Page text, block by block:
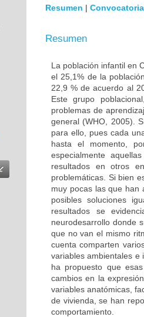
Resumen | Convocatoria
Resumen
La población infantil en
el 25,1% de la
22,9 % de acuerdo al
Este grupo
problemas de
general (WHO, 2005).
para ello, pues cada
hasta el momento,
especialmente
resultados en otros
problemáticas. Si bien
muy pocas las que han
posibles soluciones
resultados se
neurodesarrollo donde
que no van el mismo
cuenta comparten
variables ambientales e
ha propuesto que
cambios en la
variables anatómicas,
de vivienda, se han
comportamiento.